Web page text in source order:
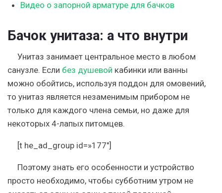
Видео о запорной арматуре для бачков
Бачок унитаза: а что внутри
Унитаз занимает центральное место в любом
санузле. Если без душевой кабинки или ванны
можно обойтись, используя поддон для омовений,
то унитаз является незаменимым прибором не
только для каждого члена семьи, но даже для
некоторых 4-лапых питомцев.
[t he_ad_group id=»177″]
Поэтому знать его особенности и устройство
просто необходимо, чтобы субботним утром не